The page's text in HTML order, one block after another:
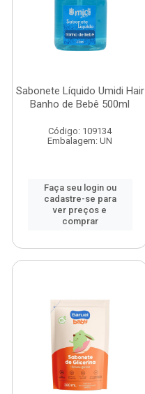
Sabonete Líquido Umidi Hair
Banho de Bebê 500ml
Código: 109134
Embalagem: UN
Faça seu login ou
cadastre-se para
ver preços e
comprar